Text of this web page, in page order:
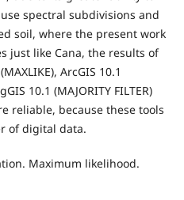
spectral subdivisions and
soil, where the present work
just like Cana, the results of
ArcGIS 10.1
10.1 (MAJORITY FILTER)
reliable, because these tools
of digital data.
Maximum likelihood.